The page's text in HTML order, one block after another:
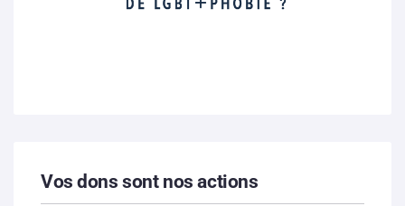
Vos dons sont nos actions